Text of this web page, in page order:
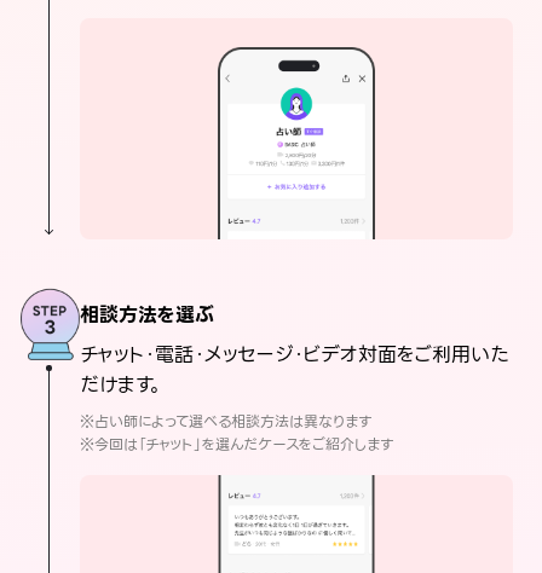
相談方法を選ぶ
チャット・電話・メッセージ・ビデオ対面をご利用いた
だけます。
※占い師によって選べる相談方法は異なります
※今回は「チャット」を選んだケースをご紹介します